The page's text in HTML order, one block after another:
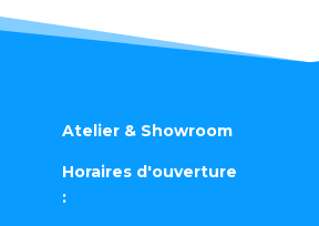
Atelier & Showroom
Horaires d'ouverture
: